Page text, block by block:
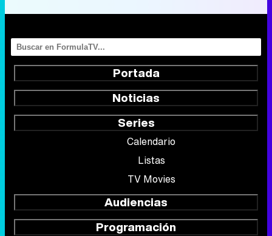
Portada
Noticias
Series
Calendario
Listas
TV Movies
Audiencias
Programación